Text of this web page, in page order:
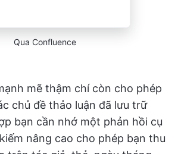
Qua Confluence
mẽ thậm chí còn cho phép
chủ đề thảo luận đã lưu trữ
bạn cần nhớ một phản hồi cụ
nâng cao cho phép bạn thu